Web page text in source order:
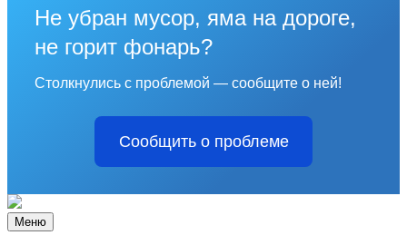
Не убран мусор, яма на дороге,
не горит фонарь?
Столкнулись с проблемой — сообщите о ней!
Сообщить о проблеме
Меню